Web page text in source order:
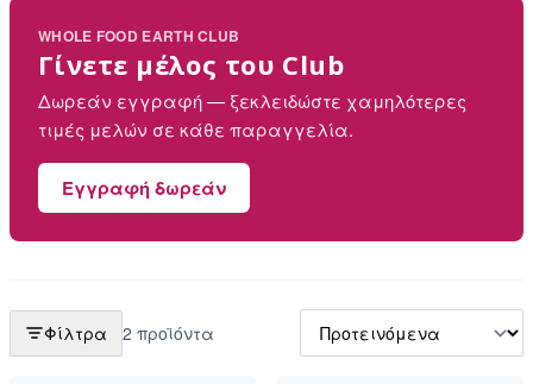
WHOLE FOOD EARTH CLUB
Γίνετε μέλος του Club
Δωρεάν εγγραφή — ξεκλειδώστε χαμηλότερες
τιμές μελών σε κάθε παραγγελία.
Εγγραφή δωρεάν
Φίλτρα 2 προϊόντα